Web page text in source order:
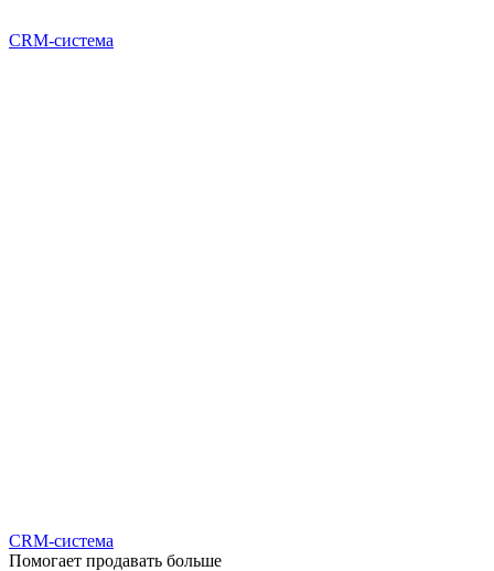
CRM-система
CRM-система
Помогает продавать больше